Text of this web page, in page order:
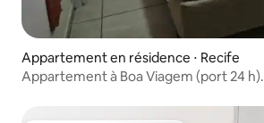
Appartement en résidence ⋅ Recife
Appartement à Boa Viagem (port 24 h).